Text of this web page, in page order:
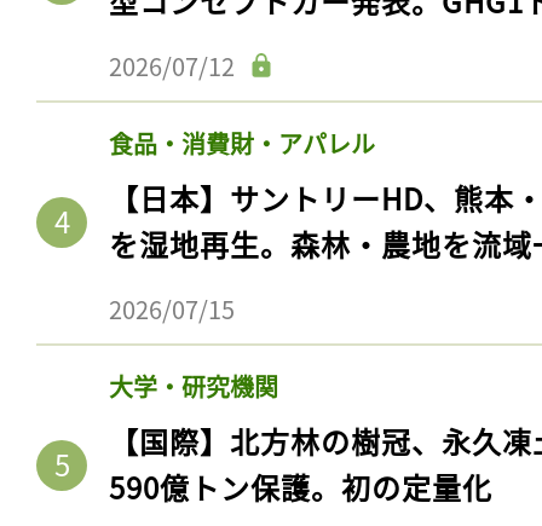
2026/07/12
食品・消費財・アパレル
【日本】サントリーHD、熊本
を湿地再生。森林・農地を流
2026/07/15
大学・研究機関
【国際】北方林の樹冠、永久
590億トン保護。初の定量化